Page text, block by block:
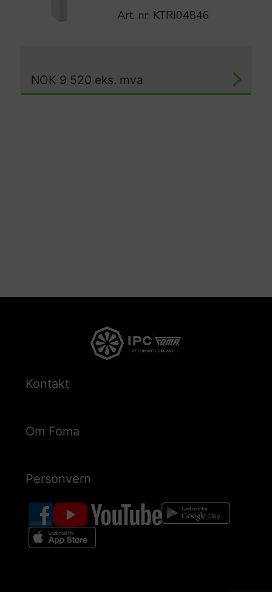
Art. nr: KTRI04846
NOK 9 520 eks. mva
Kontakt
Om Foma
Personvern